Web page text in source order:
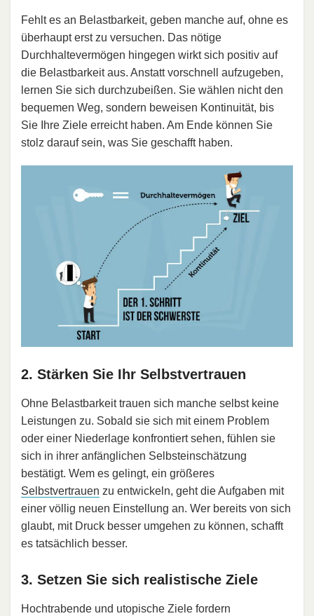
Fehlt es an Belastbarkeit, geben manche auf, ohne es
überhaupt erst zu versuchen. Das nötige
Durchhaltevermögen hingegen wirkt sich positiv auf
die Belastbarkeit aus. Anstatt vorschnell aufzugeben,
lernen Sie sich durchzubeißen. Sie wählen nicht den
bequemen Weg, sondern beweisen Kontinuität, bis
Sie Ihre Ziele erreicht haben. Am Ende können Sie
stolz darauf sein, was Sie geschafft haben.
2. Stärken Sie Ihr Selbstvertrauen
Ohne Belastbarkeit trauen sich manche selbst keine
Leistungen zu. Sobald sie sich mit einem Problem
oder einer Niederlage konfrontiert sehen, fühlen sie
sich in ihrer anfänglichen Selbsteinschätzung
bestätigt. Wem es gelingt, ein größeres
Selbstvertrauen zu entwickeln, geht die Aufgaben mit
einer völlig neuen Einstellung an. Wer bereits von sich
glaubt, mit Druck besser umgehen zu können, schafft
es tatsächlich besser.
3. Setzen Sie sich realistische Ziele
Hochtrabende und utopische Ziele fordern